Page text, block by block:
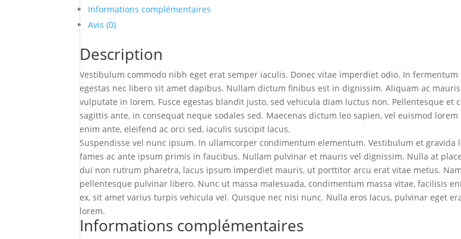
Informations complémentaires
Avis (0)
Description
Vestibulum commodo nibh eget erat semper iaculis. Donec vitae imperdiet odio. In
egestas nec libero sit amet dapibus. Nullam dictum finibus est in dignissim. Aliquam ac
vulputate in lorem. Fusce egestas blandit justo, sed vehicula diam luctus non. Pellentesque et
sagittis ante, in consequat neque sodales sed. Maecenas dictum leo sapien, vel euismod
enim ante, eleifend ac orci sed, iaculis suscipit lacus.
Suspendisse vel nunc ipsum. In ullamcorper condimentum elementum. Vestibulum et gravida
fames ac ante ipsum primis in faucibus. Nullam pulvinar et mauris vel dignissim. Nulla at
dui non rutrum pharetra, lacus ipsum imperdiet mauris, ut porttitor arcu erat vitae metus.
pellentesque pulvinar libero. Nunc ut massa malesuada, condimentum massa vitae, facilisis
ex, sit amet varius turpis vehicula vel. Quisque nec nisi nunc. Nulla eros lacus, pulvinar eget
lorem.
Informations complémentaires